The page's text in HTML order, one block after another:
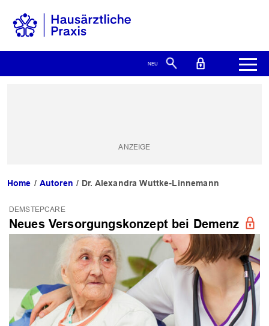
Home Autoren Dr. Alexandra Wuttke-Linnemann
DEMSTEPCARE
Neues Versorgungskonzept bei Demenz